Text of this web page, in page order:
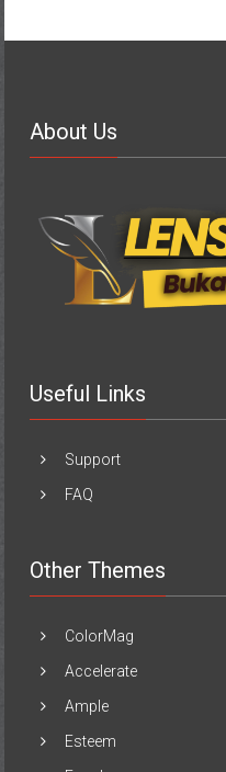
About Us
Useful Links
Support
FAQ
Other Themes
ColorMag
Accelerate
Ample
Esteem